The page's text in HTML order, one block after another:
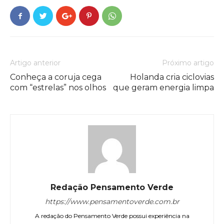
Artigo anterior
Conheça a coruja cega
com “estrelas” nos olhos
Próximo artigo
Holanda cria ciclovias
que geram energia limpa
Redação Pensamento Verde
https://www.pensamentoverde.com.br
A redação do Pensamento Verde possui experiência na